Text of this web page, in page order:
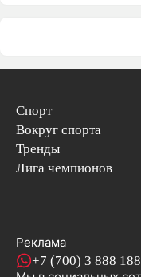
Спорт
Вокруг спорта
Тренды
Лига чемпионов
Реклама
+7 (700) 3 888 188